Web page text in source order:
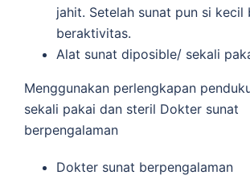
jahit. Setelah sunat pun si kecil
beraktivitas.
Alat sunat diposible/ sekali
Menggunakan perlengkapan
sekali pakai dan steril Dokter sunat
berpengalaman
Dokter sunat berpengalaman